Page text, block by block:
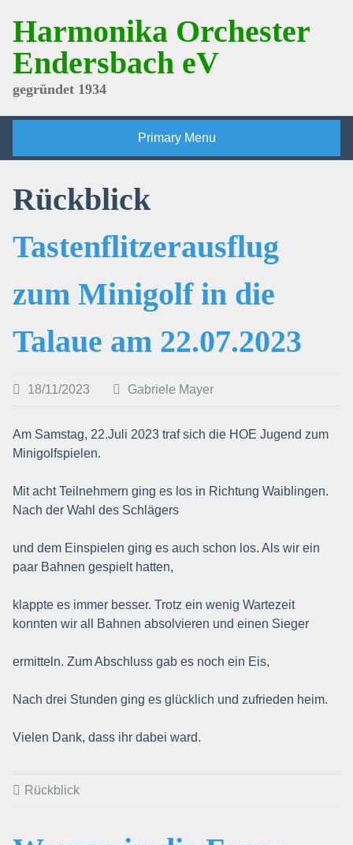
content
Harmonika Orchester
Endersbach eV
gegründet 1934
Primary Menu
Rückblick
Tastenflitzerausflug
zum Minigolf in die
Talaue am 22.07.2023
18/11/2023 Gabriele Mayer
Am Samstag, 22.Juli 2023 traf sich die HOE Jugend zum
Minigolfspielen.
Mit acht Teilnehmern ging es los in Richtung Waiblingen.
Nach der Wahl des Schlägers
und dem Einspielen ging es auch schon los. Als wir ein
paar Bahnen gespielt hatten,
klappte es immer besser. Trotz ein wenig Wartezeit
konnten wir all Bahnen absolvieren und einen Sieger
ermitteln. Zum Abschluss gab es noch ein Eis,
Nach drei Stunden ging es glücklich und zufrieden heim.
Vielen Dank, dass ihr dabei ward.
Rückblick